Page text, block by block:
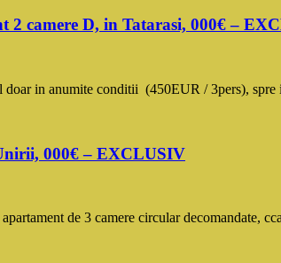
camere D, in Tatarasi, 000€ –
in anumite conditii (450EUR / 3pers), spre
000€ – EXCLUSIV
de 3 camere circular decomandate,